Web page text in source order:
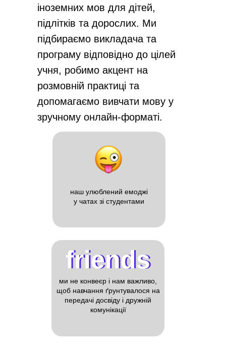
ми не конвеєр і нам важливо,
щоб навчання ґрунтувалося на
передачі досвіду і дружній
комунікації
friends
friends
наш улюблений емоджі
у чатах зі студентами
іноземних мов для дітей,
підлітків та дорослих. Ми
підбираємо викладача та
програму відповідно до цілей
учня, робимо акцент на
розмовній практиці та
допомагаємо вивчати мову у
зручному онлайн-форматі.